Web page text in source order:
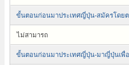
ขั้นตอนก่อนมาประเทศญี่ปุ่น-สมัครโดยต
ไม่สามารถ
ขั้นตอนก่อนมาประเทศญี่ปุ่น-มาญี่ปุ่นเพื่อ